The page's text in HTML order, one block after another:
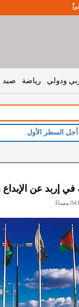
ودولي رياضة صيد
السطر الأول
في إربد عن